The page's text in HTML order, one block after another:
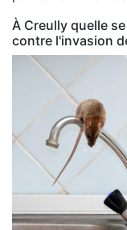
À Creully quelle
contre l'invasion